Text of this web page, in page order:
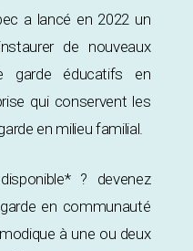
a lancé en 2022 un
de nouveaux
garde éducatifs en
qui conservent les
en milieu familial.
? devenez
en communauté
à une ou deux